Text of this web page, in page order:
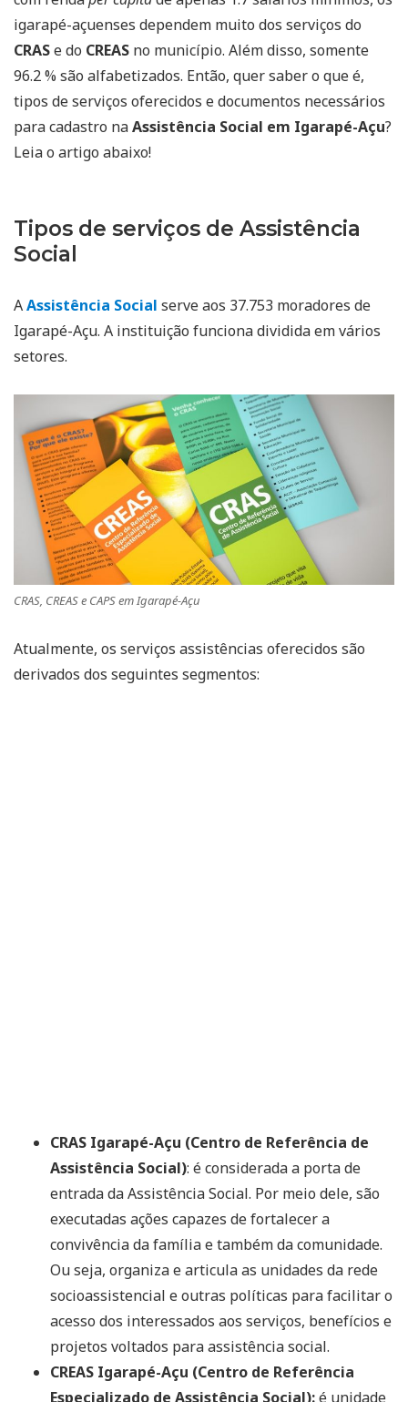
igarapé-açuenses dependem muito dos serviços do
CRASe do CREAS no município. Além disso, somente
96.2 % são alfabetizados. Então, quer saber o que é,
tipos de serviços oferecidos e documentos necessários
para cadastro naAssistência Social em Igarapé-Açu?
Leia o artigo abaixo!
Tipos de serviços de Assistência
Social
AAssistência Social serve aos 37.753 moradores de
Igarapé-Açu. A instituição funciona dividida em vários
setores.
CRAS, CREAS e CAPS em Igarapé-Açu
Atualmente, os serviços assistências oferecidos são
derivados dos seguintes segmentos:
CRAS Igarapé-Açu (Centro de Referência de
Assistência Social): é considerada a porta de
entrada da Assistência Social. Por meio dele, são
executadas ações capazes de fortalecer a
convivência da família e também da comunidade.
Ou seja, organiza e articula as unidades da rede
socioassistencial e outras políticas para facilitar o
acesso dos interessados aos serviços, benefícios e
projetos voltados para assistência social.
CREAS Igarapé-Açu (Centro de Referência
Especializado de Assistência Social):é unidade